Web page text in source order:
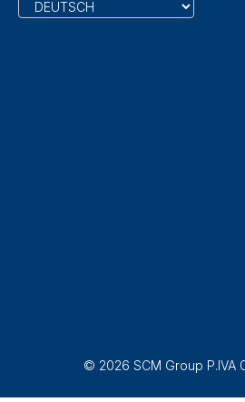
© 2026 SCM Group P.IVA